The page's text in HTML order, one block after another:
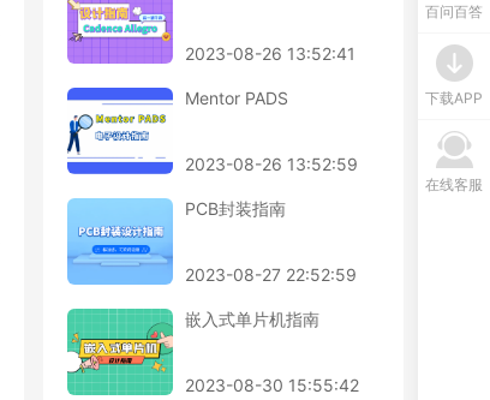
2023-08-26 13:52:41
Mentor PADS
2023-08-26 13:52:59
PCB封装指南
2023-08-27 22:52:59
嵌入式单片机指南
2023-08-30 15:55:42
百问百答
下载APP
在线客服